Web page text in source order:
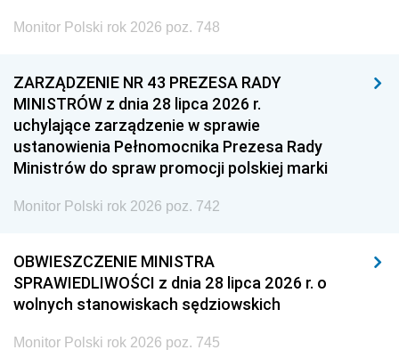
Monitor Polski rok 2026 poz. 748
ZARZĄDZENIE NR 43 PREZESA RADY
MINISTRÓW z dnia 28 lipca 2026 r.
uchylające zarządzenie w sprawie
ustanowienia Pełnomocnika Prezesa Rady
Ministrów do spraw promocji polskiej marki
Monitor Polski rok 2026 poz. 742
OBWIESZCZENIE MINISTRA
SPRAWIEDLIWOŚCI z dnia 28 lipca 2026 r. o
wolnych stanowiskach sędziowskich
Monitor Polski rok 2026 poz. 745